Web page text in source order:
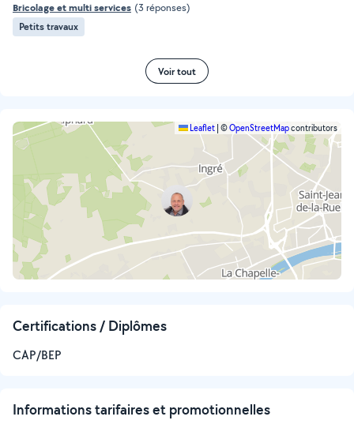
Bricolage et multi services (3 réponses)
Petits travaux
Voir tout
Leaflet ©OpenStreetMapcontributors
Certifications / Diplômes
CAP/BEP
Informations tarifaires et promotionnelles